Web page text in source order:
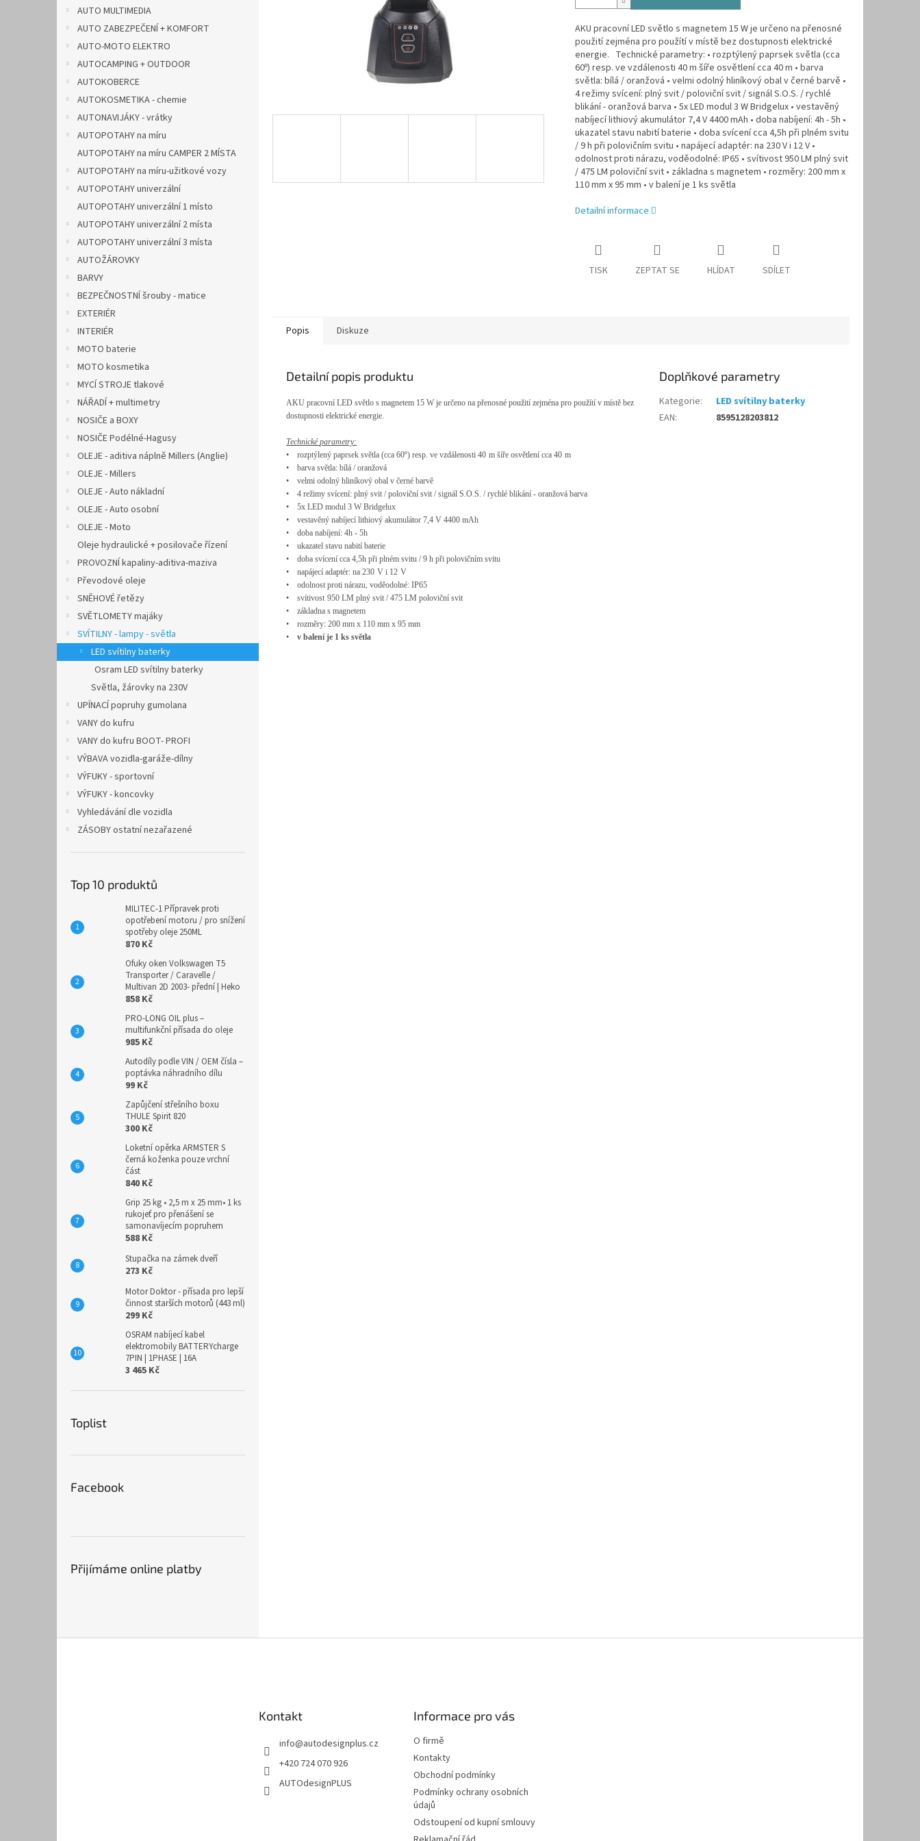
AUTO MULTIMEDIA
AUTO ZABEZPEČENÍ + KOMFORT
AUTO-MOTO ELEKTRO
AUTOCAMPING + OUTDOOR
AUTOKOBERCE
AUTOKOSMETIKA - chemie
AUTONAVIJÁKY - vrátky
AUTOPOTAHY na míru
AUTOPOTAHY na míru CAMPER 2 MÍSTA
AUTOPOTAHY na míru-užitkové vozy
AUTOPOTAHY univerzální
AUTOPOTAHY univerzální 1 místo
AUTOPOTAHY univerzální 2 místa
AUTOPOTAHY univerzální 3 místa
AUTOŽÁROVKY
BARVY
BEZPEČNOSTNÍ šrouby - matice
EXTERIÉR
INTERIÉR
MOTO baterie
MOTO kosmetika
MYCÍ STROJE tlakové
NÁŘADÍ + multimetry
NOSIČE a BOXY
NOSIČE Podélné-Hagusy
OLEJE - aditiva náplně Millers (Anglie)
OLEJE - Millers
OLEJE - Auto nákladní
OLEJE - Auto osobní
OLEJE - Moto
Oleje hydraulické + posilovače řízení
PROVOZNÍ kapaliny-aditiva-maziva
Převodové oleje
SNĚHOVÉ řetězy
SVĚTLOMETY majáky
SVÍTILNY - lampy - světla
LED svítilny baterky
Osram LED svítilny baterky
Světla, žárovky na 230V
UPÍNACÍ popruhy gumolana
VANY do kufru
VANY do kufru BOOT- PROFI
VÝBAVA vozidla-garáže-dílny
VÝFUKY - sportovní
VÝFUKY - koncovky
Vyhledávání dle vozidla
ZÁSOBY ostatní nezařazené
Top 10 produktů
MILITEC-1 Přípravek proti
opotřebení motoru / pro snížení
spotřeby oleje 250ML
870 Kč
Ofuky oken Volkswagen T5
Transporter / Caravelle /
Multivan 2D 2003- přední | Heko
858 Kč
PRO-LONG OIL plus –
multifunkční přísada do oleje
985 Kč
Autodíly podle VIN / OEM čísla –
poptávka náhradního dílu
99 Kč
Zapůjčení střešního boxu
THULE Spirit 820
300 Kč
Loketní opěrka ARMSTER S
černá koženka pouze vrchní
část
840 Kč
Grip 25 kg • 2,5 m x 25 mm• 1 ks
rukojeť pro přenášení se
samonavíjecím popruhem
588 Kč
Stupačka na zámek dveří
273 Kč
Motor Doktor - přísada pro lepší
činnost starších motorů (443 ml)
299 Kč
OSRAM nabíjecí kabel
elektromobily BATTERYcharge
7PIN | 1PHASE | 16A
3 465 Kč
Toplist
Facebook
Přijímáme online platby
AKU pracovní LED světlo s magnetem 15 W je určeno na přenosné
použití zejména pro použítí v místě bez dostupnosti elektrické
energie. Technické parametry: • rozptýlený paprsek světla (cca
60º) resp. ve vzdálenosti 40 m šíře osvětlení cca 40 m • barva
světla: bílá / oranžová • velmi odolný hliníkový obal v černé barvě •
4 režimy svícení: plný svit / poloviční svit / signál S.O.S. / rychlé
blikání - oranžová barva • 5x LED modul 3 W Bridgelux • vestavěný
nabíjecí lithiový akumulátor 7,4 V 4400 mAh • doba nabíjení: 4h - 5h •
ukazatel stavu nabití baterie • doba svícení cca 4,5h při plném svitu
/ 9 h při polovičním svitu • napájecí adaptér: na 230 V i 12 V •
odolnost proti nárazu, voděodolné: IP65 • svítivost 950 LM plný svit
/ 475 LM poloviční svit • základna s magnetem • rozměry: 200 mm x
110 mm x 95 mm • v balení je 1 ks světla
Detailní informace
TISK ZEPTAT SE HLÍDAT SDÍLET
Popis Diskuze
Detailní popis produktu
AKU pracovní LED světlo s magnetem 15 W je určeno na přenosné použití zejména pro použítí v místě bez
dostupnosti elektrické energie.
Technicképarametry:
• rozptýlený paprsek světla (cca 60º) resp. ve vzdálenosti 40 m šíře osvětlení cca 40 m
• barva světla: bílá / oranžová
• velmi odolný hliníkový obal v černé barvě
• 4 režimy svícení: plný svit / poloviční svit / signál S.O.S. / rychlé blikání - oranžová barva
• 5x LED modul 3 W Bridgelux
• vestavěný nabíjecí lithiový akumulátor 7,4 V 4400 mAh
• doba nabíjení: 4h - 5h
• ukazatel stavu nabití baterie
• doba svícení cca 4,5h při plném svitu / 9 h při polovičním svitu
• napájecí adaptér: na 230 V i 12 V
• odolnost proti nárazu, voděodolné: IP65
• svítivost 950 LM plný svit / 475 LM poloviční svit
• základna s magnetem
• rozměry: 200 mm x 110 mm x 95 mm
• v balení je 1 ks světla
Doplňkové parametry
Kategorie:
LED svítilny baterky
EAN: 8595128203812
Kontakt
info@autodesignplus.cz
+420 724 070 926
AUTOdesignPLUS
Informace pro vás
O firmě
Kontakty
Obchodní podmínky
Podmínky ochrany osobních
údajů
Odstoupení od kupní smlouvy